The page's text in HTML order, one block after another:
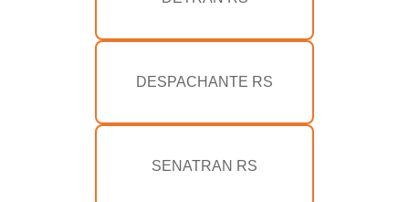
DESPACHANTE RS
SENATRAN RS